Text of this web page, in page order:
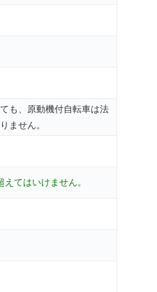
も、原動機付自転車は法
ません。
てはいけません。